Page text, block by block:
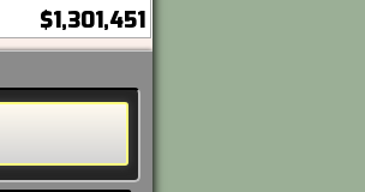
$1,301,451